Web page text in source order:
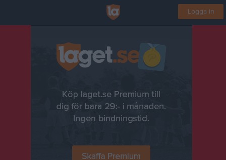
Logga in